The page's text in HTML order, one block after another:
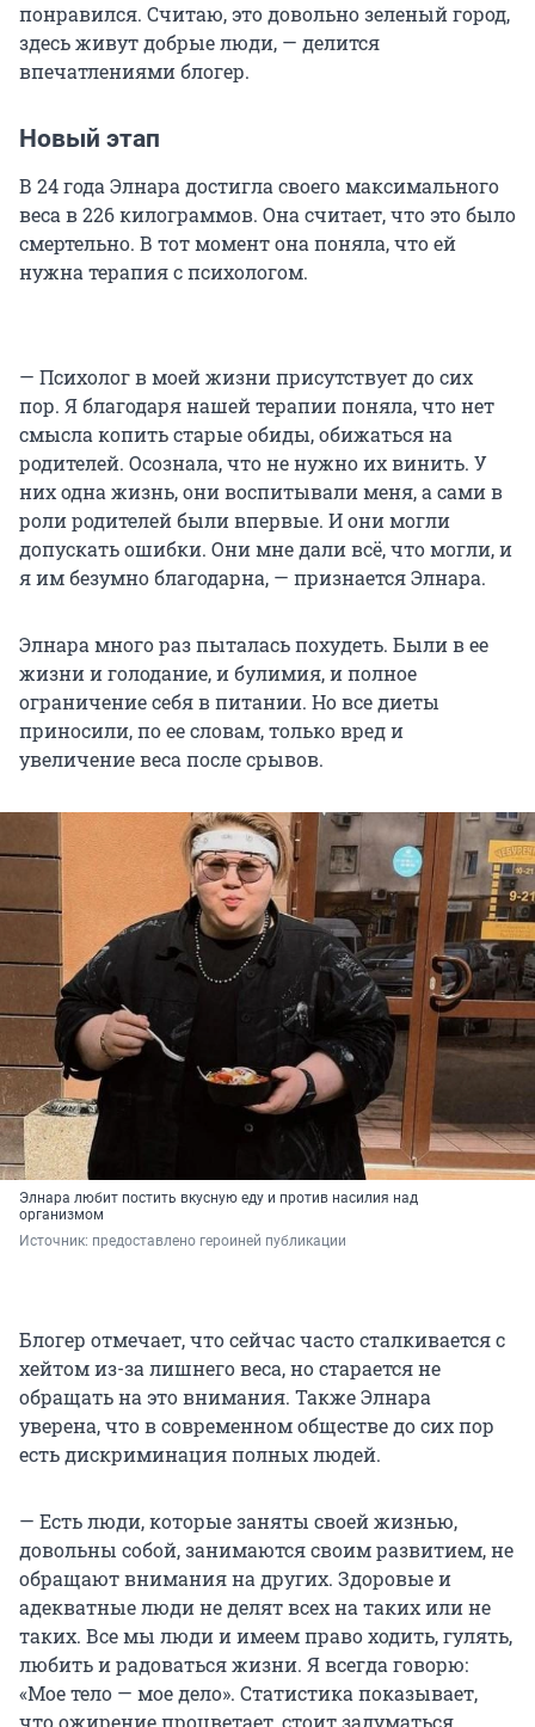
понравился. Считаю, это довольно зеленый город,
здесь живут добрые люди, — делится
впечатлениями блогер.
Новый этап
В 24 года Элнара достигла своего максимального
веса в 226 килограммов. Она считает, что это было
смертельно. В тот момент она поняла, что ей
нужна терапия с психологом.
— Психолог в моей жизни присутствует до сих
пор. Я благодаря нашей терапии поняла, что нет
смысла копить старые обиды, обижаться на
родителей. Осознала, что не нужно их винить. У
них одна жизнь, они воспитывали меня, а сами в
роли родителей были впервые. И они могли
допускать ошибки. Они мне дали всё, что могли, и
я им безумно благодарна, — признается Элнара.
Элнара много раз пыталась похудеть. Были в ее
жизни и голодание, и булимия, и полное
ограничение себя в питании. Но все диеты
приносили, по ее словам, только вред и
увеличение веса после срывов.
Элнара любит постить вкусную еду и против насилия над
организмом
Источник: предоставлено героиней публикации
Блогер отмечает, что сейчас часто сталкивается с
хейтом из-за лишнего веса, но старается не
обращать на это внимания. Также Элнара
уверена, что в современном обществе до сих пор
есть дискриминация полных людей.
— Есть люди, которые заняты своей жизнью,
довольны собой, занимаются своим развитием, не
обращают внимания на других. Здоровые и
адекватные люди не делят всех на таких или не
таких. Все мы люди и имеем право ходить, гулять,
любить и радоваться жизни. Я всегда говорю:
«Мое тело — мое дело». Статистика показывает,
что ожирение процветает, стоит задуматься